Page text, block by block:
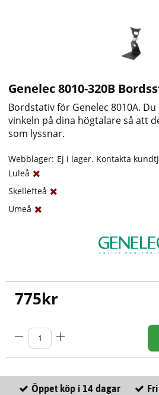
Genelec 8010-320B
Bordstativ för Genelec 8010A.
vinkeln på dina högtalare så att
som lyssnar.
Webblager: Ej i lager. Kontakta
Luleå
Skellefteå
Umeå
775kr
Öppet köp i 14 dagar